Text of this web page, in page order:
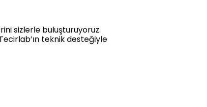
sizlerle buluşturuyoruz.
teknik desteğiyle